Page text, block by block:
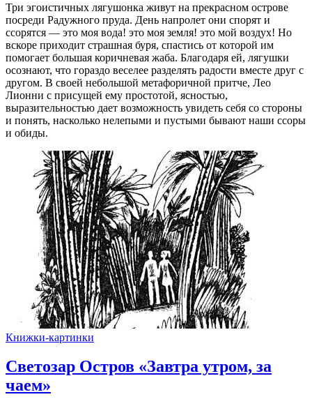
Три эгоистичных лягушонка живут на прекрасном острове
посреди Радужного пруда. День напролет они спорят и
ссорятся — это моя вода! это моя земля! это мой воздух! Но
вскоре приходит страшная буря, спастись от которой им
помогает большая коричневая жаба. Благодаря ей, лягушки
осознают, что гораздо веселее разделять радости вместе друг с
другом. В своей небольшой метафоричной притче, Лео
Лионни с присущей ему простотой, ясностью,
выразительностью дает возможность увидеть себя со стороны
и понять, насколько нелепыми и пустыми бывают наши ссоры
и обиды.
Книжки-картинки
Светозар Остров «Завтра утром, за
чаем»